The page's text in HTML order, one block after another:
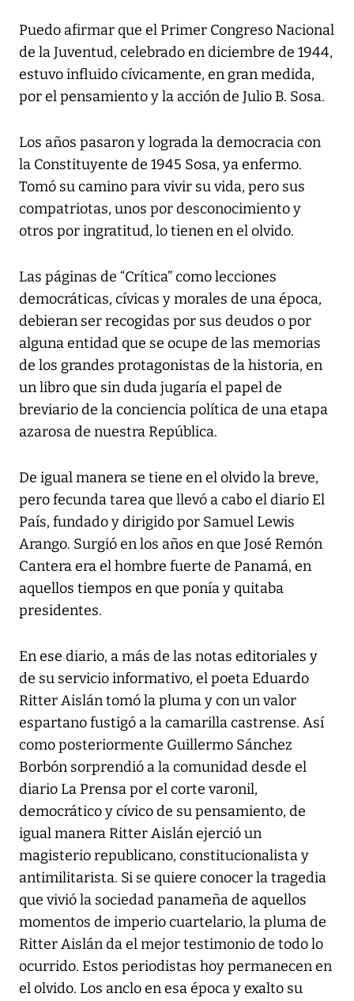
Puedo afirmar que el Primer Congreso Nacional
de la Juventud, celebrado en diciembre de 1944,
estuvo influido cívicamente, en gran medida,
por el pensamiento y la acción de Julio B. Sosa.
Los años pasaron y lograda la democracia con
la Constituyente de 1945 Sosa, ya enfermo.
Tomó su camino para vivir su vida, pero sus
compatriotas, unos por desconocimiento y
otros por ingratitud, lo tienen en el olvido.
Las páginas de “Crítica” como lecciones
democráticas, cívicas y morales de una época,
debieran ser recogidas por sus deudos o por
alguna entidad que se ocupe de las memorias
de los grandes protagonistas de la historia, en
un libro que sin duda jugaría el papel de
breviario de la conciencia política de una etapa
azarosa de nuestra República.
De igual manera se tiene en el olvido la breve,
pero fecunda tarea que llevó a cabo el diarioEl
País, fundado y dirigido por Samuel Lewis
Arango. Surgió en los años en que José Remón
Cantera era el hombre fuerte de Panamá, en
aquellos tiempos en que ponía y quitaba
presidentes.
En ese diario, a más de las notas editoriales y
de su servicio informativo, el poeta Eduardo
Ritter Aislán tomó la pluma y con un valor
espartano fustigó a la camarilla castrense. Así
como posteriormente Guillermo Sánchez
Borbón sorprendió a la comunidad desde el
diarioLa Prensapor el corte varonil,
democrático y cívico de su pensamiento, de
igual manera Ritter Aislán ejerció un
magisterio republicano, constitucionalista y
antimilitarista. Si se quiere conocer la tragedia
que vivió la sociedad panameña de aquellos
momentos de imperio cuartelario, la pluma de
Ritter Aislán da el mejor testimonio de todo lo
ocurrido. Estos periodistas hoy permanecen en
el olvido. Los anclo en esa época y exalto su